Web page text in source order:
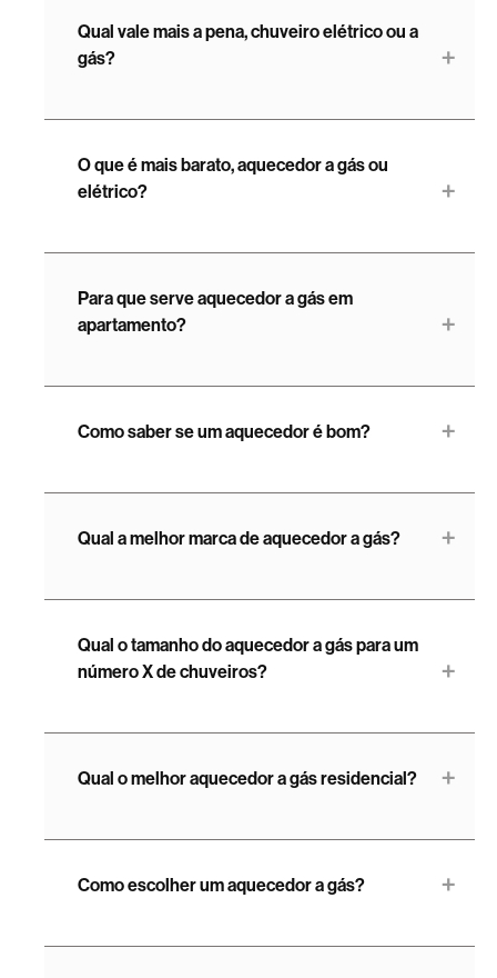
Qual vale mais a pena, chuveiro elétrico ou a
gás?
O que é mais barato, aquecedor a gás ou
elétrico?
Para que serve aquecedor a gás em
apartamento?
Como saber se um aquecedor é bom?
Qual a melhor marca de aquecedor a gás?
Qual o tamanho do aquecedor a gás para um
número X de chuveiros?
Qual o melhor aquecedor a gás residencial?
Como escolher um aquecedor a gás?